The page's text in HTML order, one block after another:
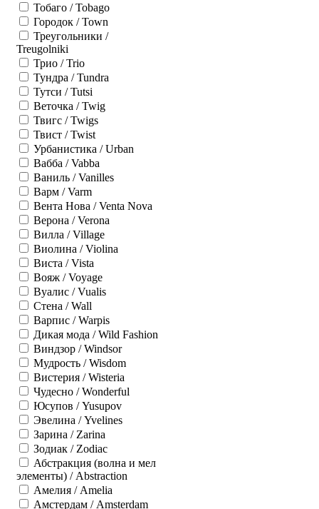
Тобаго / Tobago
Городок / Town
Треугольники /
Treugolniki
Трио / Trio
Тундра / Tundra
Тутси / Tutsi
Веточка / Twig
Твигс / Twigs
Твист / Twist
Урбанистика / Urban
Вабба / Vabba
Ваниль / Vanilles
Варм / Varm
Вента Нова / Venta Nova
Верона / Verona
Вилла / Village
Виолина / Violina
Виста / Vista
Вояж / Voyage
Вуалис / Vualis
Стена / Wall
Варпис / Warpis
Дикая мода / Wild Fashion
Виндзор / Windsor
Мудрость / Wisdom
Вистерия / Wisteria
Чудесно / Wonderful
Юсупов / Yusupov
Эвелина / Yvelines
Зарина / Zarina
Зодиак / Zodiac
Абстракция (волна и мел
элементы) / Abstraction
Амелия / Amelia
Амстердам / Amsterdam